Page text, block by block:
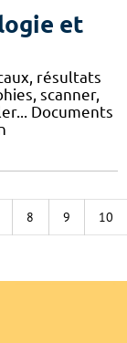
et
résultats
scanner,
Documents
8 9 10